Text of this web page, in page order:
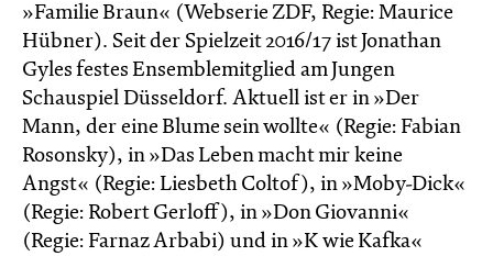
»Familie Braun« (Webserie ZDF, Regie: Maurice
Hübner). Seit der Spielzeit 2016/17 ist Jonathan
Gyles festes Ensemblemitglied am Jungen
Schauspiel Düsseldorf. Aktuell ist er in »Der
Mann, der eine Blume sein wollte« (Regie: Fabian
Rosonsky), in »Das Leben macht mir keine
Angst« (Regie: Liesbeth Coltof), in »Moby-Dick«
(Regie: Robert Gerloff), in »Don Giovanni«
(Regie: Farnaz Arbabi) und in »K wie Kafka«